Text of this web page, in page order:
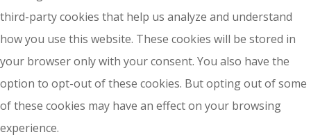
third-party cookies that help us analyze and understand
how you use this website. These cookies will be stored in
your browser only with your consent. You also have the
option to opt-out of these cookies. But opting out of some
of these cookies may have an effect on your browsing
experience.